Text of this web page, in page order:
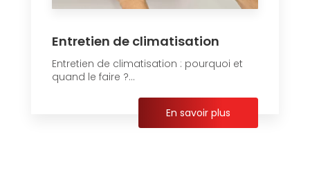
Entretien de climatisation
Entretien de climatisation : pourquoi et
quand le faire ?...
En savoir plus